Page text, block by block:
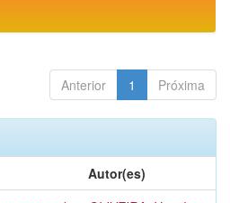
Anterior 1 Próxima
Autor(es)